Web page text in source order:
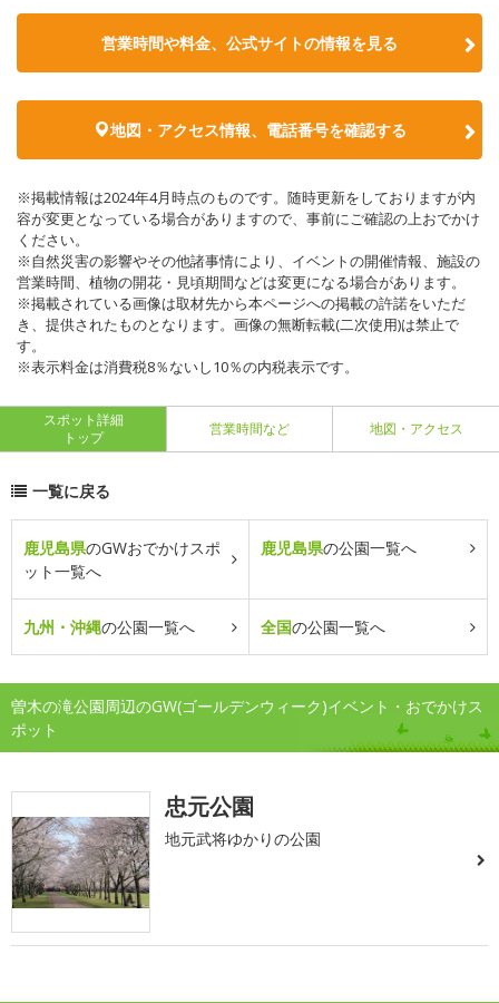
営業時間や料金、公式サイトの情報を見る
地図・アクセス情報、電話番号を確認する
※掲載情報は2024年4月時点のものです。随時更新をしておりますが内
容が変更となっている場合がありますので、事前にご確認の上おでかけ
ください。
※自然災害の影響やその他諸事情により、イベントの開催情報、施設の
営業時間、植物の開花・見頃期間などは変更になる場合があります。
※掲載されている画像は取材先から本ページへの掲載の許諾をいただ
き、提供されたものとなります。画像の無断転載(二次使用)は禁止で
す。
※表示料金は消費税8％ないし10％の内税表示です。
スポット詳細
トップ
営業時間など 地図・アクセス
一覧に戻る
鹿児島県のGWおでかけスポ
ット一覧へ
鹿児島県の公園一覧へ
九州・沖縄の公園一覧へ 全国の公園一覧へ
曽木の滝公園周辺のGW(ゴールデンウィーク)イベント・おでかけス
ポット
忠元公園
地元武将ゆかりの公園